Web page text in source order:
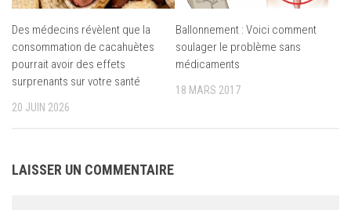
Des médecins révèlent que la
consommation de cacahuètes
pourrait avoir des effets
surprenants sur votre santé
20 JUIN 2026
Ballonnement : Voici comment
soulager le problème sans
médicaments
18 MARS 2017
LAISSER UN COMMENTAIRE